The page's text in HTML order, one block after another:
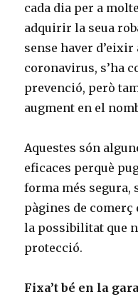
cada dia per a
adquirir la seua
sense haver
coronavirus, s’ha
prevenció, però
augment en el
Aquestes són
eficaces perquè
forma més segura,
pàgines de comerç
la possibilitat que
protecció.
Fixa’t bé en la